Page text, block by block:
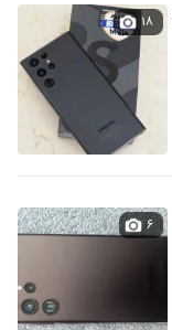
۱۸
۶